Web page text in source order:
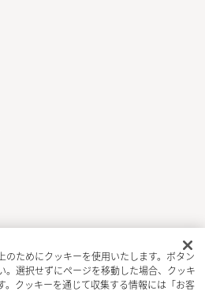
規会員登録
のためにクッキーを使用いたします。ボタン
。選択せずにページを移動した場合、クッキ
。クッキーを通じて収集する情報には「お客